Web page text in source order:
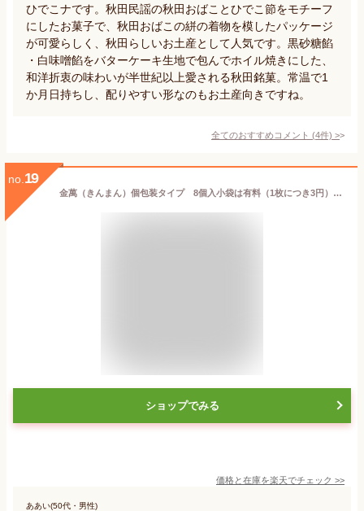
ひでこナです。秋田民謡の秋田おばことひでこ節をモチーフ
にしたお菓子で、秋田おばこの絣の着物を模したパッケージ
が可愛らしく、秋田らしいお土産として人気です。黒砂糖餡
・白味噌餡をバターケーキ生地で包んでホイル焼きにした、
和洋折衷の味わいが半世紀以上愛される秋田銘菓。常温で1
か月日持ちし、配りやすい形なのもお土産向きですね。
全てのおすすめコメント (4件) >
no. 19
金萬（きんまん）個包装タイプ 8個入小袋は有料（1枚につき3円）となります。
ショップでみる
価格と在庫を楽天でチェック >>
ああい(50代・男性)